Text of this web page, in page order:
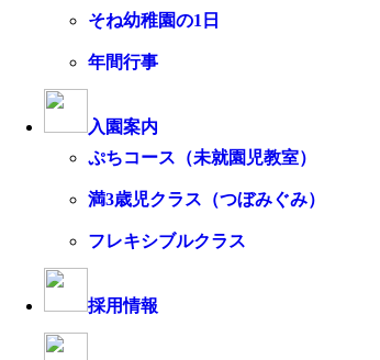
そね幼稚園の1日
年間行事
入園案内
ぷちコース（未就園児教室）
満3歳児クラス（つぼみぐみ）
フレキシブルクラス
採用情報